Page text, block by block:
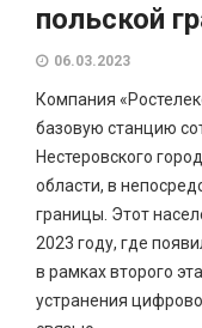
польской
06.03.2023
Компания
базовую станцию
Нестеровского
области, в
границы. Этот
2023 году, где
в рамках второго
устранения